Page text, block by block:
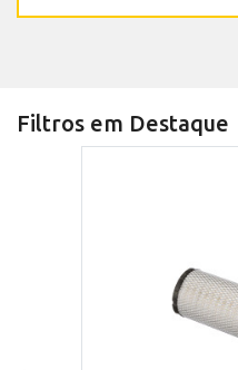
Filtros em Destaque